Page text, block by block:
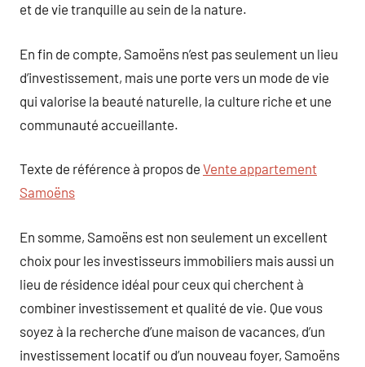
et de vie tranquille au sein de la nature.
En fin de compte, Samoëns n’est pas seulement un lieu
d’investissement, mais une porte vers un mode de vie
qui valorise la beauté naturelle, la culture riche et une
communauté accueillante.
Texte de référence à propos de Vente appartement
Samoëns
En somme, Samoëns est non seulement un excellent
choix pour les investisseurs immobiliers mais aussi un
lieu de résidence idéal pour ceux qui cherchent à
combiner investissement et qualité de vie. Que vous
soyez à la recherche d’une maison de vacances, d’un
investissement locatif ou d’un nouveau foyer, Samoëns